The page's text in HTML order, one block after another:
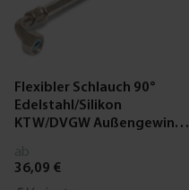
Flexibler Schlauch 90°
Edelstahl/Silikon
KTW/DVGW Außengewinde
Winkel
36,09 €